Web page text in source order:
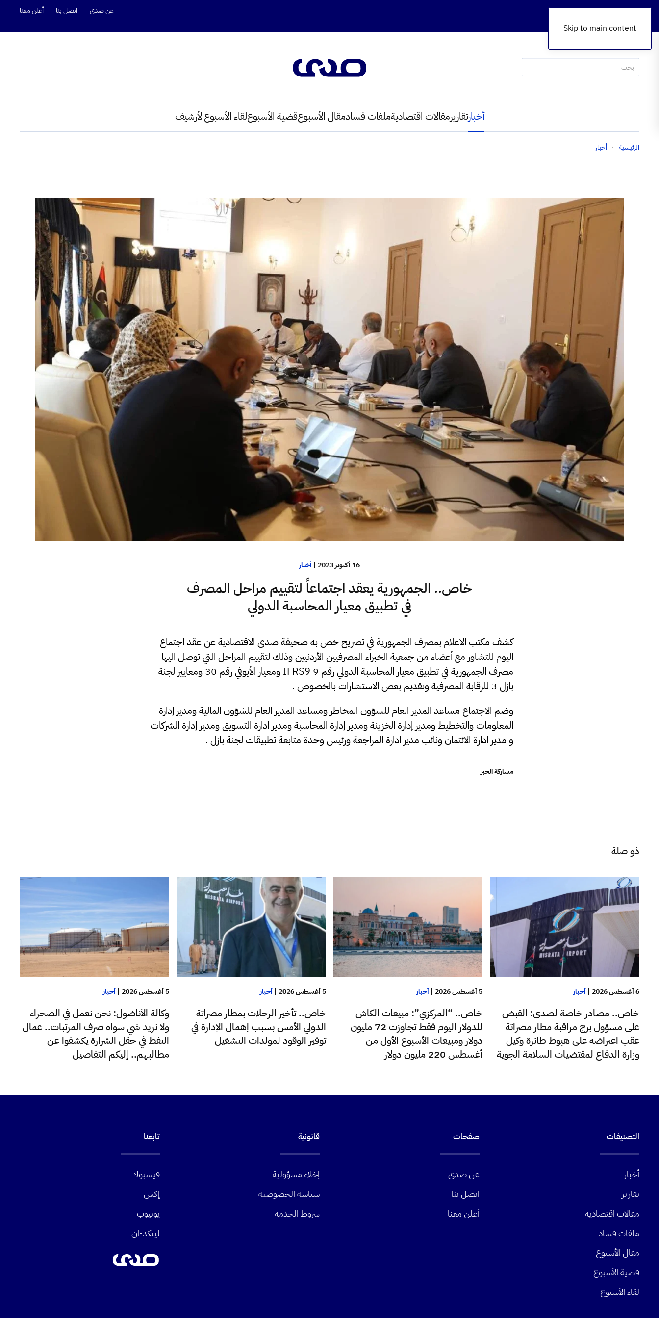
Skip to main content
عن صدى اتصل بنا أعلن معنا
أخبارتقاريرمقالات اقتصاديةملفات فسادمقال الأسبوعقضية الأسبوعلقاء الأسبوعالأرشيف
الرئيسية أخبار
16 أكتوبر 2023 | أخبار
خاص.. الجمهورية يعقد اجتماعاً لتقييم مراحل المصرف
في تطبيق معيار المحاسبة الدولي
كشف مكتب الاعلام بمصرف الجمهورية في تصريح خص به صحيفة صدى الاقتصادية عن عقد اجتماع
اليوم للتشاور مع أعضاء من جمعية الخبراء المصرفيين الأردنيين وذلك لتقييم المراحل التي توصل اليها
مصرف الجمهورية في تطبيق معيار المحاسبة الدولي رقم 9 IFRS9 ومعيار الأيوفي رقم 30 ومعايير لجنة
بازل 3 للرقابة المصرفية وتقديم بعض الاستشارات بالخصوص .
وضم الاجتماع مساعد المدير العام للشؤون المخاطر ومساعد المدير العام للشؤون المالية ومدير إدارة
المعلومات والتخطيط ومدير إدارة الخزينة ومدير إدارة المحاسبة ومدير ادارة التسويق ومدير إدارة الشركات
و مدير ادارة الائتمان ونائب مدير ادارة المراجعة ورئيس وحدة متابعة تطبيقات لجنة بازل .
مشاركة الخبر
ذو صلة
6 أغسطس 2026 | أخبار
خاص.. مصادر خاصة لصدى: القبض
على مسؤول برج مراقبة مطار مصراتة
عقب اعتراضه على هبوط طائرة وكيل
وزارة الدفاع لمقتضيات السلامة الجوية
5 أغسطس 2026 | أخبار
خاص.. “المركزي”: مبيعات الكاش
للدولار اليوم فقط تجاوزت 72 مليون
دولار ومبيعات الأسبوع الأول من
أغسطس 220 مليون دولار
5 أغسطس 2026 |أخبار
خاص.. تأخير الرحلات بمطار مصراتة
الدولي الأمس بسبب إهمال الإدارة في
توفير الوقود لمولدات التشغيل
5 أغسطس 2026 |أخبار
وكالة الأناضول: نحن نعمل في الصحراء
ولا نريد شي سواه صرف المرتبات.. عمال
النفط في حقل الشرارة يكشفوا عن
مطالبهم.. إليكم التفاصيل
التصنيفات
أخبار
تقارير
مقالات اقتصادية
ملفات فساد
مقال الأسبوع
قضية الأسبوع
لقاء الأسبوع
صفحات
عن صدى
اتصل بنا
أعلن معنا
قانونية
إخلاء مسؤولية
سياسة الخصوصية
شروط الخدمة
تابعنا
فيسبوك
إكس
يوتيوب
لينكد-ان